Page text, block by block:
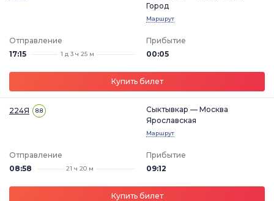
Город
Маршрут
Отправление
17:15
1 д 3 ч 25 м
Прибытие
00:05
Купить билет
224Я 8.8
Сыктывкар — Москва
Ярославская
Маршрут
Отправление
08:58
21 ч 20 м
Прибытие
09:12
Купить билет